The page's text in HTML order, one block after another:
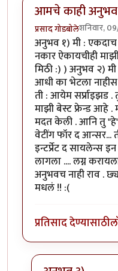
आमचे काही अनुभव
प्रसाद गोडबोलेशनिवार,
अनुभव १) मी : एकदाच
नकार ऐकायचीही
मिठी :) ) अनुभव २)
आधी का भेटला
ती : आयेम
माझी बेस्ट फ्रेन्ड आहे .
मदत केली . आनि तु
वेटींग फॉर द आन्सर...
इन्टर्प्रेट द सायलेन्स
लागला .... लग्न
अनुभवच नाही राव .
मधलं !! :(
प्रतिसाद देण्यासाठी